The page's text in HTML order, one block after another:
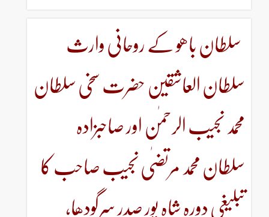
کے روحانی وارث
حضرت سخی سلطان
اور صاحبزادہ
مرتضٰی نجیب صاحب کا
شاہ پور صدر سرگودھا،